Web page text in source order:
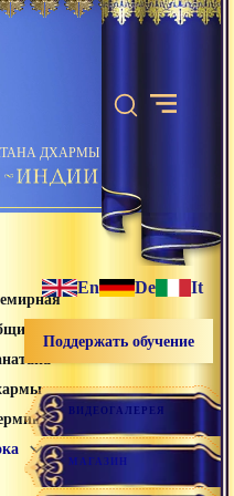
ДХАРМЫ
/
En De It
Поддержать обучение
ВИДЕОГАЛЕРЕЯ
МАГАЗИН